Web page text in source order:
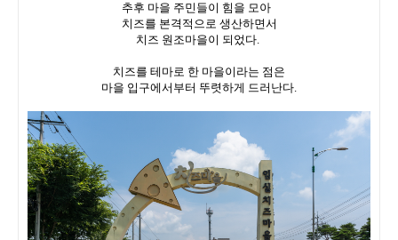
추후 마을 주민들이 힘을 모아
치즈를 본격적으로 생산하면서
치즈 원조마을이 되었다.
치즈를 테마로 한 마을이라는 점은
마을 입구에서부터 뚜렷하게 드러난다.